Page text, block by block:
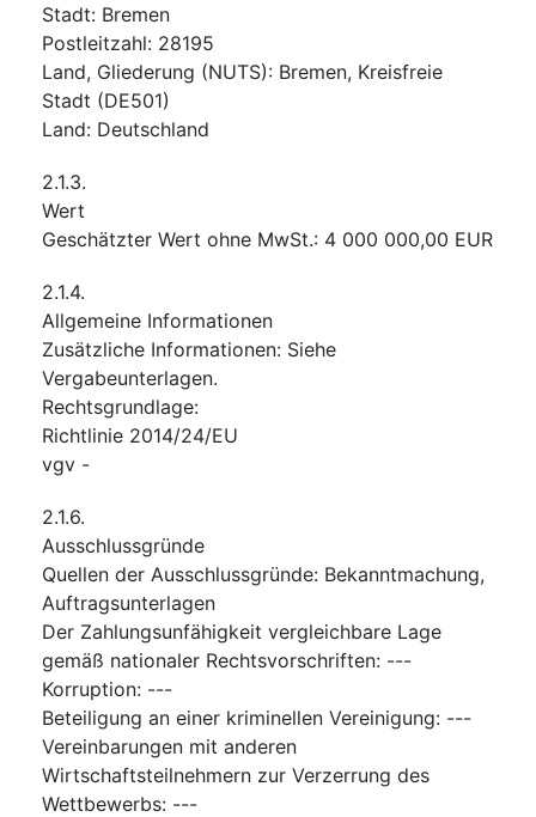
Stadt: Bremen
Postleitzahl: 28195
Land, Gliederung (NUTS): Bremen, Kreisfreie
Stadt (DE501)
Land: Deutschland
2.1.3.
Wert
Geschätzter Wert ohne MwSt.: 4 000 000,00 EUR
2.1.4.
Allgemeine Informationen
Zusätzliche Informationen: Siehe
Vergabeunterlagen.
Rechtsgrundlage:
Richtlinie 2014/24/EU
vgv -
2.1.6.
Ausschlussgründe
Quellen der Ausschlussgründe: Bekanntmachung,
Auftragsunterlagen
Der Zahlungsunfähigkeit vergleichbare Lage
gemäß nationaler Rechtsvorschriften: ---
Korruption: ---
Beteiligung an einer kriminellen Vereinigung: ---
Vereinbarungen mit anderen
Wirtschaftsteilnehmern zur Verzerrung des
Wettbewerbs: ---